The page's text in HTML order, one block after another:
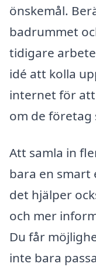
önskemål.
badrummet
tidigare
idé att kolla
internet för
om de företag
Att samla in
bara en smart
det hjälper
och mer
Du får
inte bara